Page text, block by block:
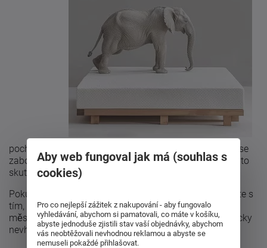
pochopitelně znamená také
, tělo se
zaboří do hloubkya tím si vytvaruje vlastní formu. Na tuto
skutečnost při výběru
Pokud dáte přednost levné a měkčí matraci, tak počítejte s
tím, že se s ní za krátký čas rozloučíte. Během několika
měsíců se totiž taková matrace stane pro Vás ortopedicky
nevhodnou a z toho důvodu také nepouživatelnou.
Aby web fungoval jak má (souhlas s
cookies)
Pro co nejlepší zážitek z nakupování - aby fungovalo
vyhledávání, abychom si pamatovali, co máte v košíku,
abyste jednoduše zjistili stav vaší objednávky, abychom
vás neobtěžovali nevhodnou reklamou a abyste se
nemuseli pokaždé přihlašovat.